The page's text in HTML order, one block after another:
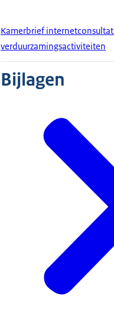
Kamerbrief
verduurzamingsactiviteiten
Bijlagen